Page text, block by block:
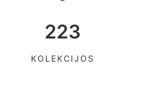
223
KOLEKCIJOS